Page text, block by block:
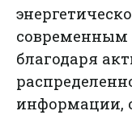
современным
благодаря
информации,